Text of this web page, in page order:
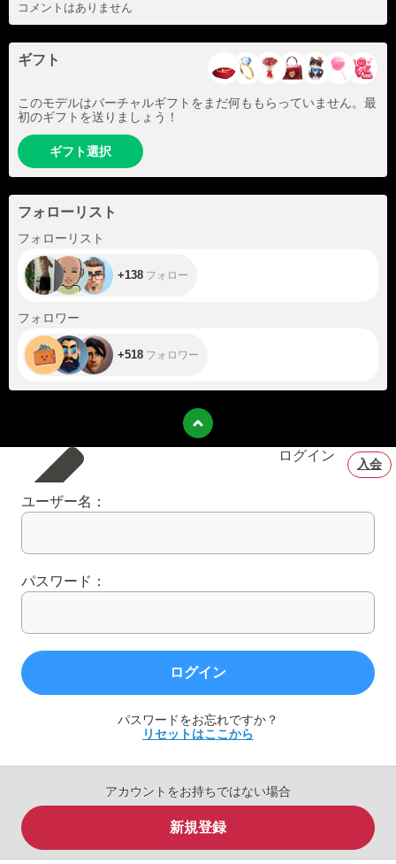
コメントはありません
ギフト
このモデルはバーチャルギフトをまだ何ももらっていません。最
初のギフトを送りましょう！
ギフト選択
フォローリスト
フォローリスト
+138 フォロー
フォロワー
+518 フォロワー
ログイン
入会
ユーザー名：
パスワード：
ログイン
パスワードをお忘れですか？
リセットはここから
アカウントをお持ちではない場合
新規登録